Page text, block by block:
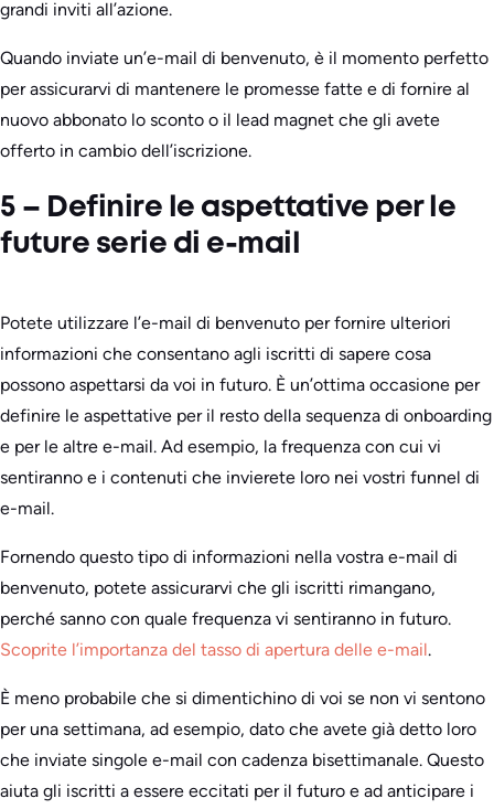
grandi inviti all’azione.
Quando inviate un’e-mail di benvenuto, è il momento perfetto
per assicurarvi di mantenere le promesse fatte e di fornire al
nuovo abbonato lo sconto o il lead magnet che gli avete
offerto in cambio dell’iscrizione.
5 – Definire le aspettative per le
future serie di e-mail
Potete utilizzare l’e-mail di benvenuto per fornire ulteriori
informazioni che consentano agli iscritti di sapere cosa
possono aspettarsi da voi in futuro. È un’ottima occasione per
definire le aspettative per il resto della sequenza di onboarding
e per le altre e-mail. Ad esempio, la frequenza con cui vi
sentiranno e i contenuti che invierete loro nei vostri funnel di
e-mail.
Fornendo questo tipo di informazioni nella vostra e-mail di
benvenuto, potete assicurarvi che gli iscritti rimangano,
perché sanno con quale frequenza vi sentiranno in futuro.
Scoprite l’importanza del tasso di apertura delle e-mail.
È meno probabile che si dimentichino di voi se non vi sentono
per una settimana, ad esempio, dato che avete già detto loro
che inviate singole e-mail con cadenza bisettimanale. Questo
aiuta gli iscritti a essere eccitati per il futuro e ad anticipare i